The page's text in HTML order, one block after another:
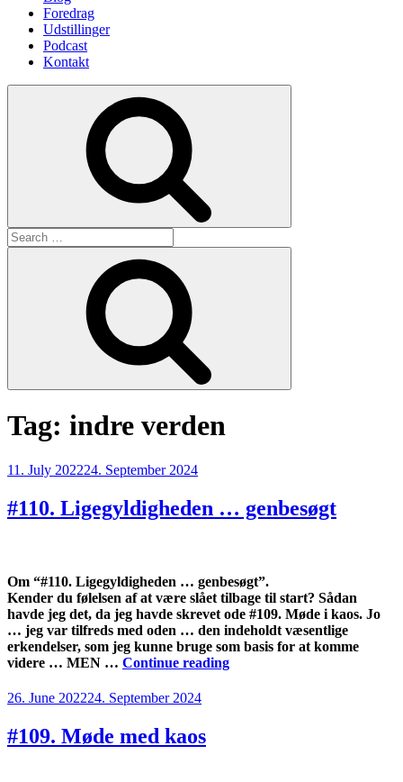
Foredrag
Udstillinger
Podcast
Kontakt
Search
for:
Tag: indre verden
Posted
11. July 202224. September 2024
#110. Ligegyldigheden … genbesøgt
Om “#110. Ligegyldigheden … genbesøgt”.
Kender du følelsen af at være slået tilbage til start? Sådan
havde jeg det, da jeg havde skrevet ode #109. Møde i kaos. Jo
… jeg var tilfreds med oden … den indeholdt væsentlige
erkendelser, som jeg kunne bruge som basis for at komme
videre … MEN … Continue reading“#110.
Posted
26. June 202224. September 2024
#109. Møde med kaos